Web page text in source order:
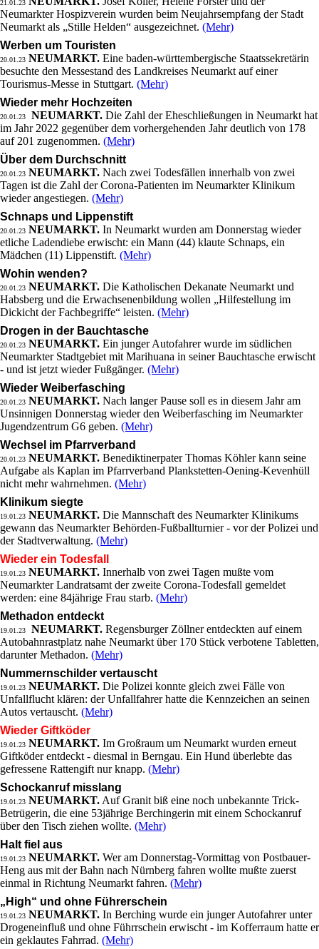
21.01.23
Neumarkter Hospizverein wurden beim Neujahrsempfang der Stadt
Neumarkt als „Stille Helden“ ausgezeichnet. (Mehr)
Werben um Touristen
20.01.23 NEUMARKT. Eine baden-württembergische Staatssekretärin
besuchte den Messestand des Landkreises Neumarkt auf einer
Tourismus-Messe in Stuttgart. (Mehr)
Wieder mehr Hochzeiten
20.01.23 NEUMARKT. Die Zahl der Eheschließungen in Neumarkt hat
im Jahr 2022 gegenüber dem vorhergehenden Jahr deutlich von 178
auf 201 zugenommen. (Mehr)
Über dem Durchschnitt
20.01.23 NEUMARKT. Nach zwei Todesfällen innerhalb von zwei
Tagen ist die Zahl der Corona-Patienten im Neumarkter Klinikum
wieder angestiegen. (Mehr)
Schnaps und Lippenstift
20.01.23 NEUMARKT. In Neumarkt wurden am Donnerstag wieder
etliche Ladendiebe erwischt: ein Mann (44) klaute Schnaps, ein
Mädchen (11) Lippenstift. (Mehr)
Wohin wenden?
20.01.23 NEUMARKT. Die Katholischen Dekanate Neumarkt und
Habsberg und die Erwachsenenbildung wollen „Hilfestellung im
Dickicht der Fachbegriffe“ leisten. (Mehr)
Drogen in der Bauchtasche
20.01.23 NEUMARKT. Ein junger Autofahrer wurde im südlichen
Neumarkter Stadtgebiet mit Marihuana in seiner Bauchtasche erwischt
- und ist jetzt wieder Fußgänger. (Mehr)
Wieder Weiberfasching
20.01.23 NEUMARKT. Nach langer Pause soll es in diesem Jahr am
Unsinnigen Donnerstag wieder den Weiberfasching im Neumarkter
Jugendzentrum G6 geben. (Mehr)
Wechsel im Pfarrverband
20.01.23 NEUMARKT. Benediktinerpater Thomas Köhler kann seine
Aufgabe als Kaplan im Pfarrverband Plankstetten-Oening-Kevenhüll
nicht mehr wahrnehmen. (Mehr)
Klinikum siegte
19.01.23 NEUMARKT. Die Mannschaft des Neumarkter Klinikums
gewann das Neumarkter Behörden-Fußballturnier - vor der Polizei und
der Stadtverwaltung. (Mehr)
Wieder ein Todesfall
19.01.23 NEUMARKT. Innerhalb von zwei Tagen mußte vom
Neumarkter Landratsamt der zweite Corona-Todesfall gemeldet
werden: eine 84jährige Frau starb. (Mehr)
Methadon entdeckt
19.01.23 NEUMARKT. Regensburger Zöllner entdeckten auf einem
Autobahnrastplatz nahe Neumarkt über 170 Stück verbotene Tabletten,
darunter Methadon. (Mehr)
Nummernschilder vertauscht
19.01.23 NEUMARKT. Die Polizei konnte gleich zwei Fälle von
Unfallflucht klären: der Unfallfahrer hatte die Kennzeichen an seinen
Autos vertauscht. (Mehr)
Wieder Giftköder
19.01.23 NEUMARKT. Im Großraum um Neumarkt wurden erneut
Giftköder entdeckt - diesmal in Berngau. Ein Hund überlebte das
gefressene Rattengift nur knapp. (Mehr)
Schockanruf misslang
19.01.23 NEUMARKT. Auf Granit biß eine noch unbekannte Trick-
Betrügerin, die eine 53jährige Berchingerin mit einem Schockanruf
über den Tisch ziehen wollte. (Mehr)
Halt fiel aus
19.01.23 NEUMARKT. Wer am Donnerstag-Vormittag von Postbauer-
Heng aus mit der Bahn nach Nürnberg fahren wollte mußte zuerst
einmal in Richtung Neumarkt fahren. (Mehr)
„High“ und ohne Führerschein
19.01.23 NEUMARKT. In Berching wurde ein junger Autofahrer unter
Drogeneinfluß und ohne Führrschein erwischt - im Kofferraum hatte er
ein geklautes Fahrrad. (Mehr)